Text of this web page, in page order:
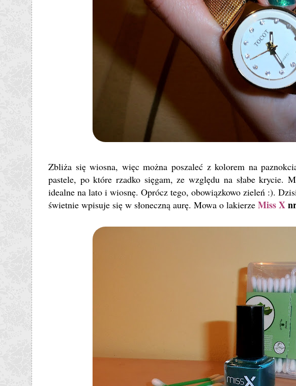
Zbliża się wiosna, więc można poszaleć z kolorem na
pastele, po które rzadko sięgam, ze względu na słabe krycie.
idealne na lato i wiosnę. Oprócz tego, obowiązkowo zieleń :).
świetnie wpisuje się w słoneczną aurę. Mowa o lakierze Miss X